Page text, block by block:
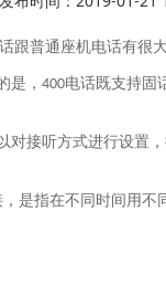
跟普通座机电话有很
是， 400电话既支持固
对接听方式进行设置
是指在不同时间用不